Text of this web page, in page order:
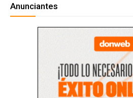
Anunciantes